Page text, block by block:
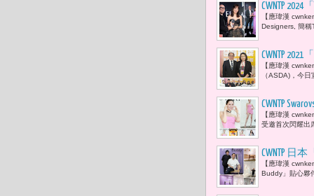
CWNTP
流，感受
【應瑋漢
Designers, 簡稱
CWNTP
的數位串
【應瑋漢
（ASDA)，今
CWNTP
序幕！
【應瑋漢
受邀首次閃耀出
CWNTP 日
【應瑋漢
Buddy」貼心夥